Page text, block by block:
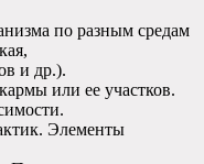
по разным средам
и др.).
или ее участков.
Элементы